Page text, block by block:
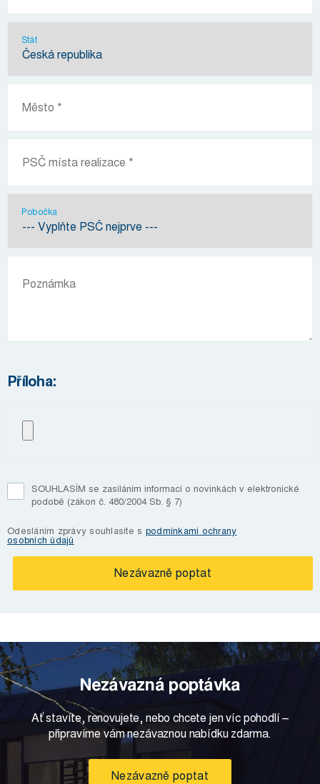
Stát
Pobočka
Příloha:
SOUHLASÍM se zasíláním informací o novinkách v elektronické
podobě (zákon č. 480/2004 Sb. § 7)
Odesláním zprávy souhlasíte s podmínkami ochrany
osobních údajů
Nezávazná poptávka
Ať stavíte, renovujete, nebo chcete jen víc pohodlí –
připravíme vám nezávaznou nabídku zdarma.
Nezávazně poptat